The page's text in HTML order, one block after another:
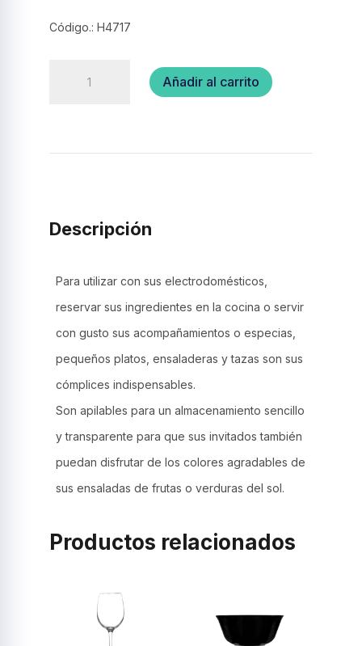
Código.: H4717
Apilable-
Añadir al carrito
Descripción
Para utilizar con sus electrodomésticos,
reservar sus ingredientes en la cocina o servir
con gusto sus acompañamientos o especias,
pequeños platos, ensaladeras y tazas son sus
cómplices indispensables.
Son apilables para un almacenamiento sencillo
y transparente para que sus invitados también
puedan disfrutar de los colores agradables de
sus ensaladas de frutas o verduras del sol.
Productos relacionados